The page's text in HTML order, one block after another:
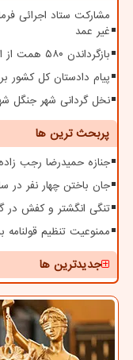
غیر عمد
بازگرداندن ۵۸۰ همت از اموال غارت شده به بیت المال
پیام دادستان کل کشور
نخل گردانی شهر جنگل
پربحث ترین ها
جنازه حمیدرضا رجب
جان باختن چهار نفر در
تنگی انگشتر و کفش در
ممنوعیت تنظیم قولنامه
جدیدترین ها